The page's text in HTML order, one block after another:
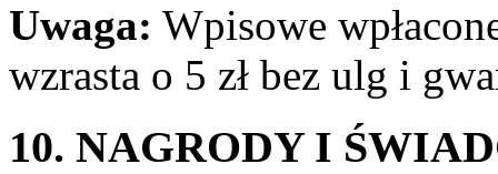
Uwaga: Wpisowe
wzrasta o 5 zł bez ulg i
10. NAGRODY I